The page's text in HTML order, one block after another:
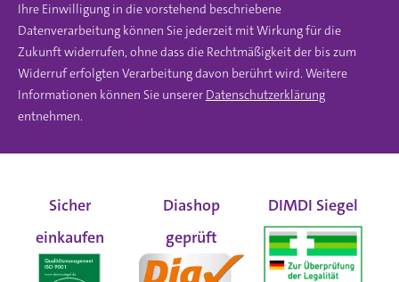
Ihre Einwilligung in die vorstehend beschriebene
Datenverarbeitung können Sie jederzeit mit Wirkung für die
Zukunft widerrufen, ohne dass die Rechtmäßigkeit der bis zum
Widerruf erfolgten Verarbeitung davon berührt wird. Weitere
Informationen können Sie unserer Datenschutzerklärung
entnehmen.
Sicher
einkaufen
Diashop
geprüft
DIMDI Siegel